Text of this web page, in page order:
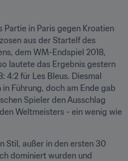
Partie in Paris gegen Kroatien
aus der Startelf des
dem WM-Endspiel 2018,
lautete das Ergebnis gestern
4:2 für Les Bleus. Diesmal
Führung, doch am Ende gab
Spieler den Ausschlag
Weltmeisters - ein wenig wie
Stil, außer in den ersten 30
dominiert wurden und